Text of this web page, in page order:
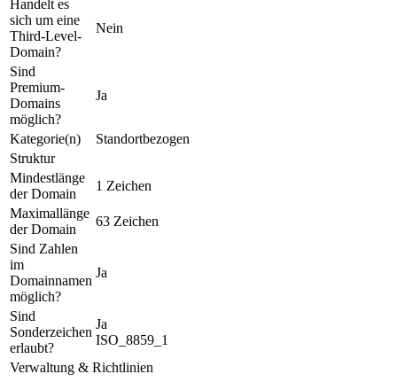
Handelt es
sich um eine
Third-Level-
Domain?
Nein
Sind
Premium-
Domains
möglich?
Ja
Kategorie(n)
Standortbezogen
Struktur
Mindestlänge
der Domain
1 Zeichen
Maximallänge
der Domain
63 Zeichen
Sind Zahlen
im
Domainnamen
möglich?
Ja
Sind
Sonderzeichen
erlaubt?
Ja
ISO_8859_1
Verwaltung & Richtlinien